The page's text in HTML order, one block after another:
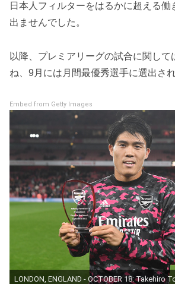
日本人フィルターをはるかに超える
出ませんでした。
以降、プレミアリーグの試合に関して
ね、9月には月間最優秀選手に選出され
Embed from Getty Images